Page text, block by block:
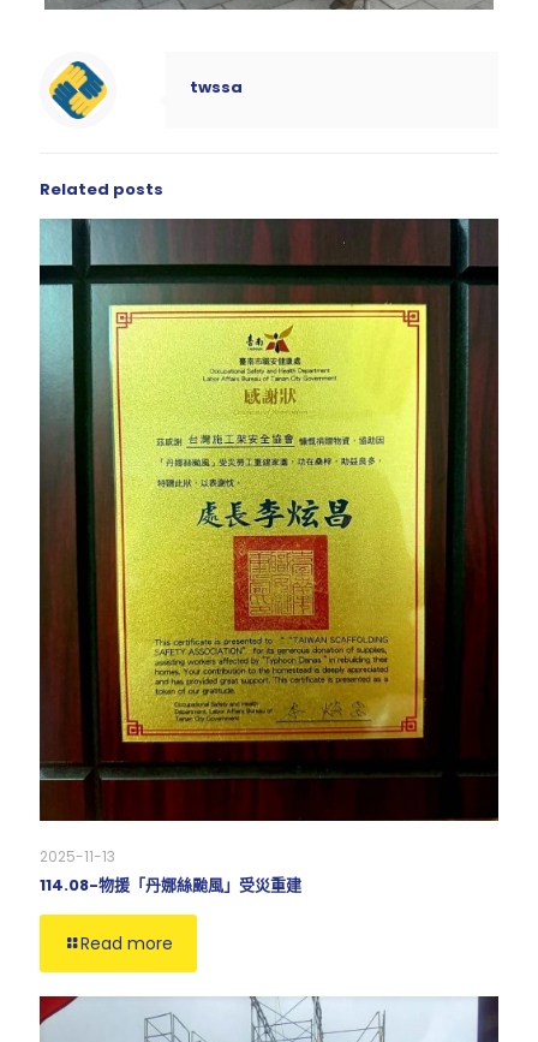
twssa
Related posts
2025-11-13
114.08-物援「丹娜絲颱風」受災重建
Read more